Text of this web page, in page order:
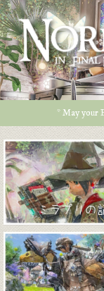
* May your
ミラプリの